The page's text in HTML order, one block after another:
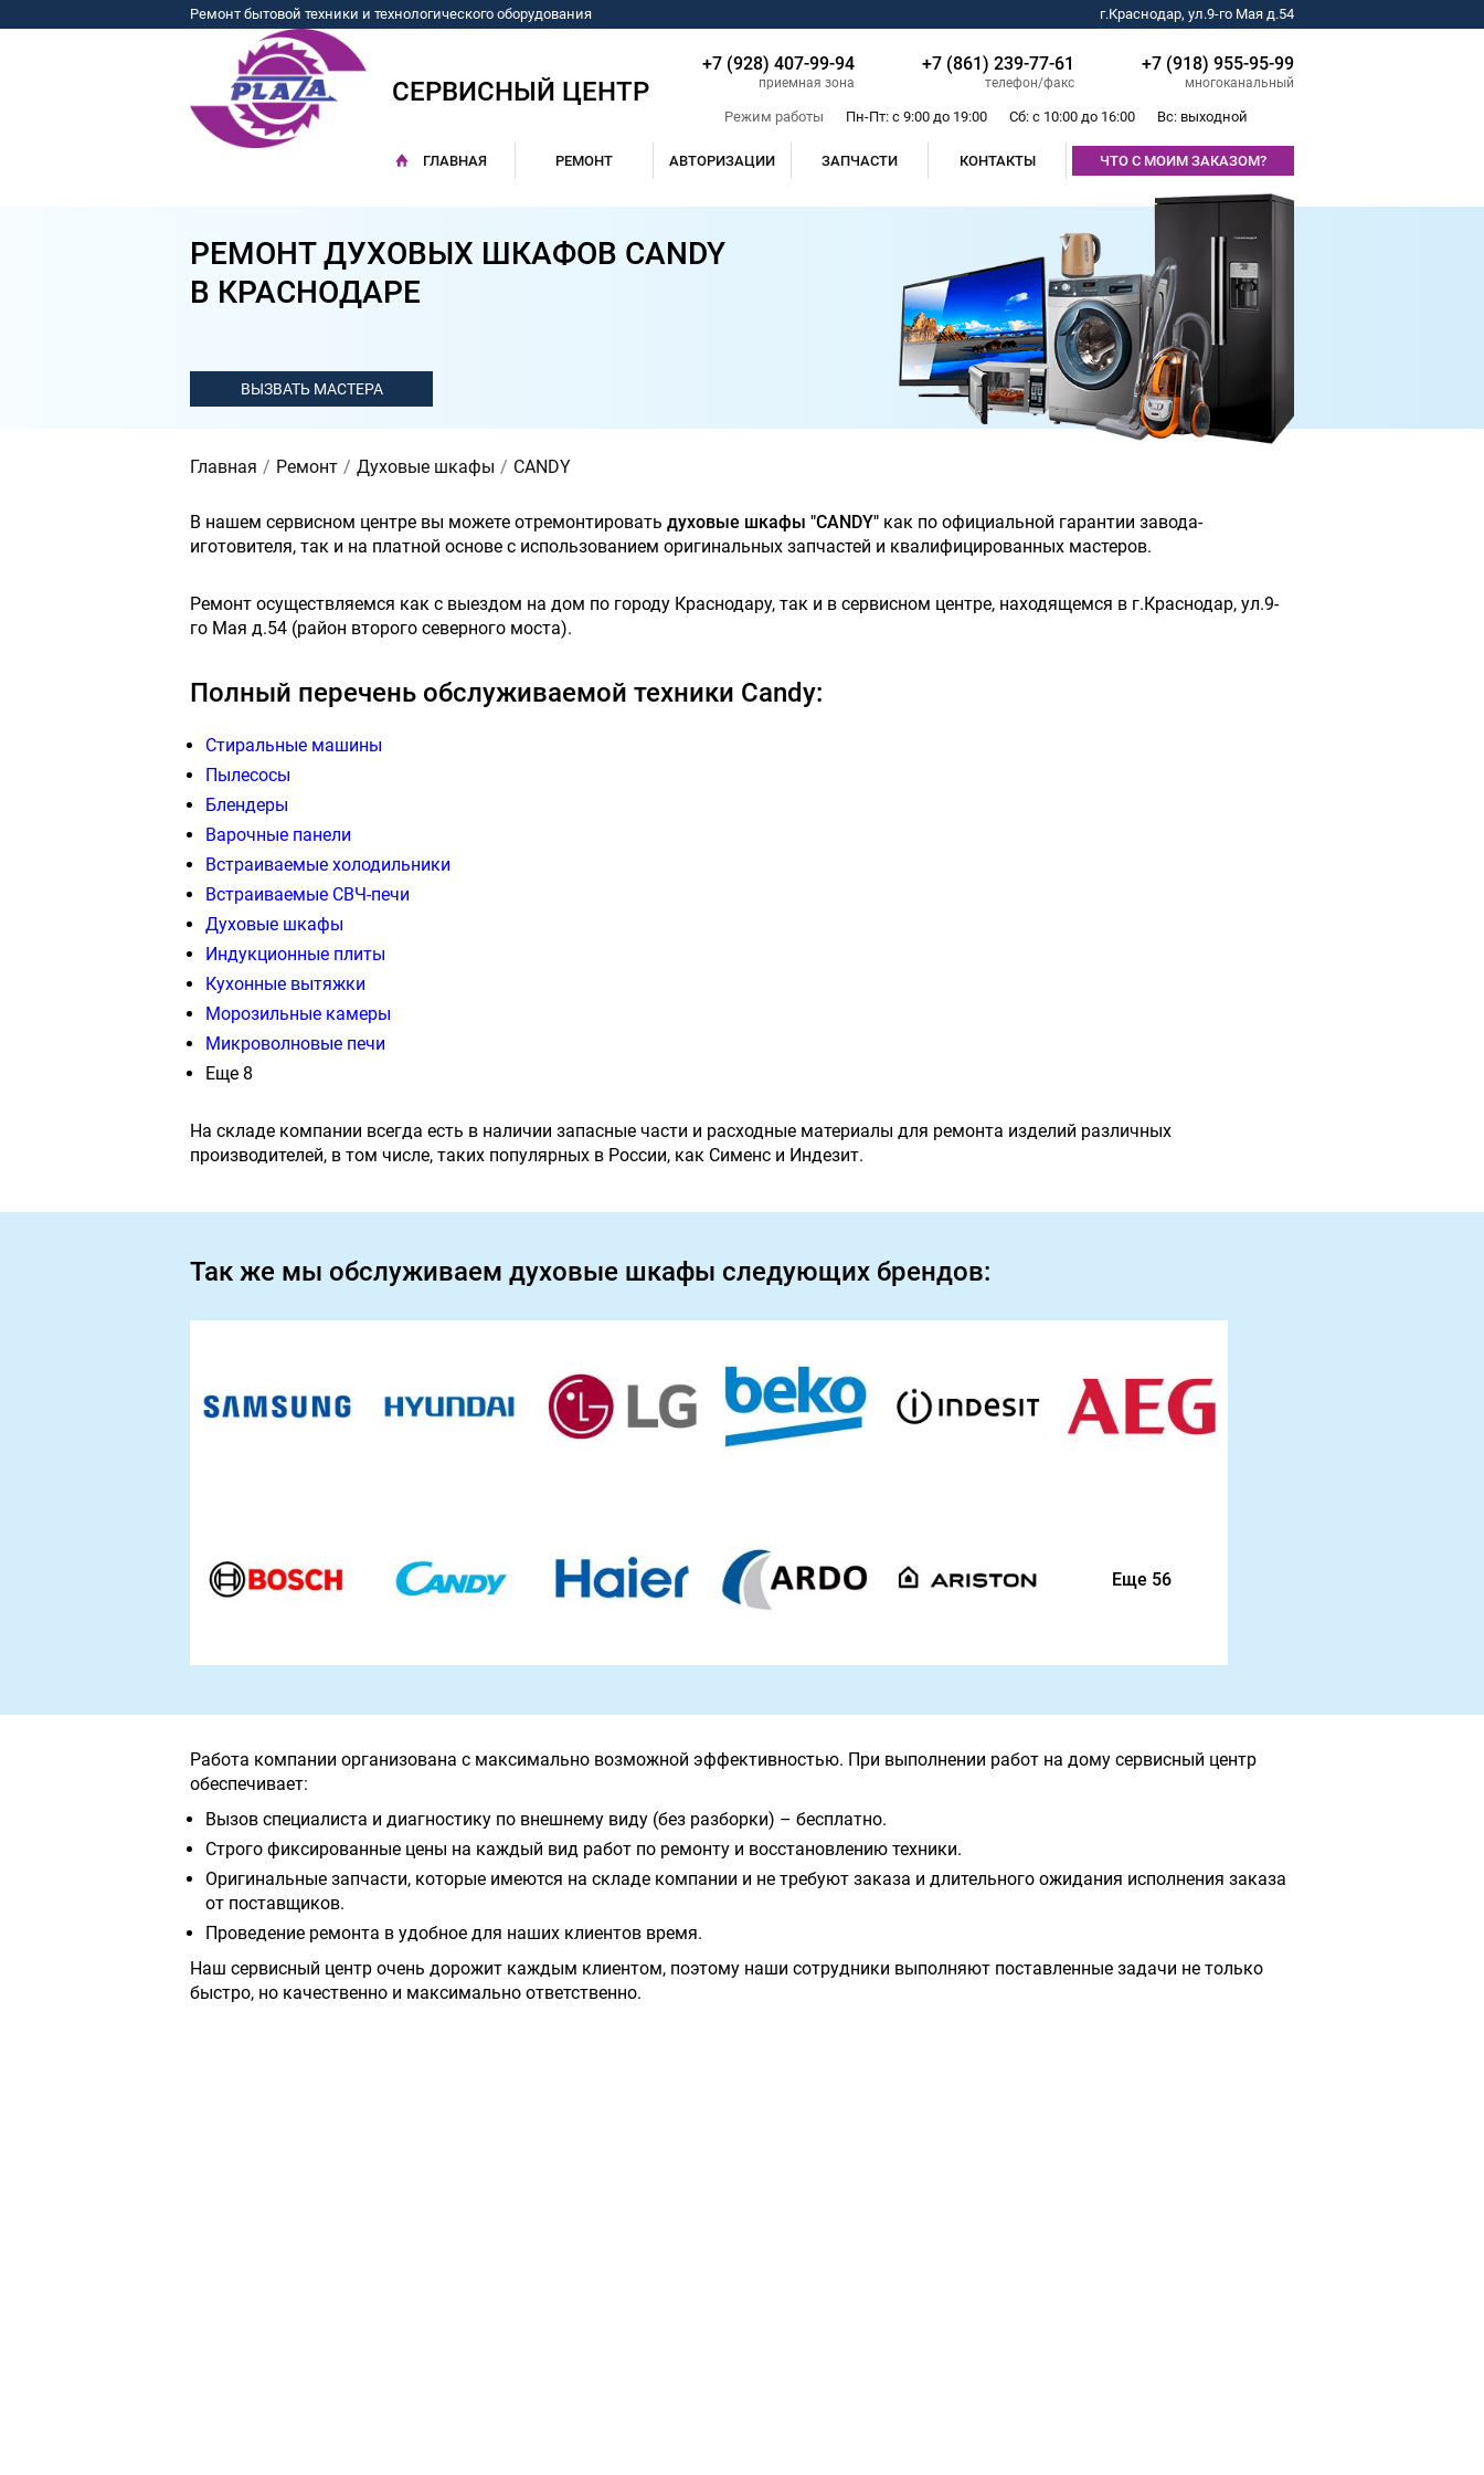
Ремонт бытовой техники и технологического оборудования г.Краснодар, ул.9-го Мая д.54
СЕРВИСНЫЙ ЦЕНТР
+7 (928) 407-99-94
приемная зона
+7 (861) 239-77-61
телефон/факс
+7 (918) 955-95-99
многоканальный
Режим работы Пн-Пт: с 9:00 до 19:00 Сб: с 10:00 до 16:00 Вс: выходной
ГЛАВНАЯ РЕМОНТ АВТОРИЗАЦИИ ЗАПЧАСТИ КОНТАКТЫ ЧТО С МОИМ ЗАКАЗОМ?
РЕМОНТ ДУХОВЫХ ШКАФОВ CANDY
В КРАСНОДАРЕ
Главная Ремонт Духовые шкафы CANDY
В нашем сервисном центре вы можете отремонтировать духовые шкафы "CANDY" как по официальной гарантии завода-
иготовителя, так и на платной основе с использованием оригинальных запчастей и квалифицированных мастеров.
Ремонт осуществляемся как с выездом на дом по городу Краснодару, так и в сервисном центре, находящемся в г.Краснодар, ул.9-
го Мая д.54 (район второго северного моста).
Полный перечень обслуживаемой техники Candy:
Стиральные машины
Пылесосы
Блендеры
Варочные панели
Встраиваемые холодильники
Встраиваемые СВЧ-печи
Духовые шкафы
Индукционные плиты
Кухонные вытяжки
Морозильные камеры
Микроволновые печи
Еще 8
На складе компании всегда есть в наличии запасные части и расходные материалы для ремонта изделий различных
производителей, в том числе, таких популярных в России, как Сименс и Индезит.
Так же мы обслуживаем духовые шкафы следующих брендов:
Еще 56
Работа компании организована с максимально возможной эффективностью. При выполнении работ на дому сервисный центр
обеспечивает:
Вызов специалиста и диагностику по внешнему виду (без разборки) – бесплатно.
Строго фиксированные цены на каждый вид работ по ремонту и восстановлению техники.
Оригинальные запчасти, которые имеются на складе компании и не требуют заказа и длительного ожидания исполнения заказа
от поставщиков.
Проведение ремонта в удобное для наших клиентов время.
Наш сервисный центр очень дорожит каждым клиентом, поэтому наши сотрудники выполняют поставленные задачи не только
быстро, но качественно и максимально ответственно.